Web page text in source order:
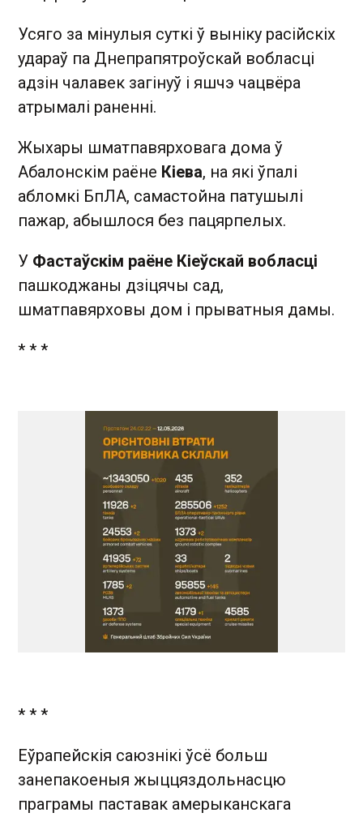
Усяго за мінулыя суткі ў выніку расійскіх
удараў па Днепрапятроўскай вобласці
адзін чалавек загінуў і яшчэ чацвёра
атрымалі раненні.
Жыхары шматпавярховага дома ў
Абалонскім раёне Кіева, на які ўпалі
абломкі БпЛА, самастойна патушылі
пажар, абышлося без пацярпелых.
У Фастаўскім раёне Кіеўскай вобласці
пашкоджаны дзіцячы сад,
шматпавярховы дом і прыватныя дамы.
* * *
* * *
Еўрапейскія саюзнікі ўсё больш
занепакоеныя жыццяздольнасцю
праграмы паставак амерыканскага